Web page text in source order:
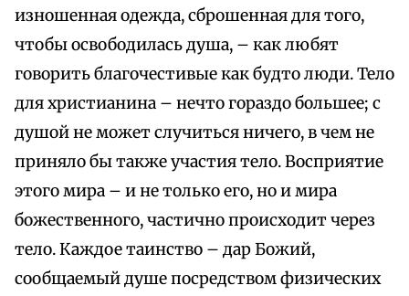
изношенная одежда, сброшенная для того,
чтобы освободилась душа, – как любят
говорить благочестивые как будто люди. Тело
для христианина – нечто гораздо большее; с
душой не может случиться ничего, в чем не
приняло бы также участия тело. Восприятие
этого мира – и не только его, но и мира
божественного, частично происходит через
тело. Каждое таинство – дар Божий,
сообщаемый душе посредством физических